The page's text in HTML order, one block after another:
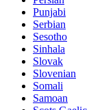
Punjabi
Serbian
Sesotho
Sinhala
Slovak
Slovenian
Somali
Samoan